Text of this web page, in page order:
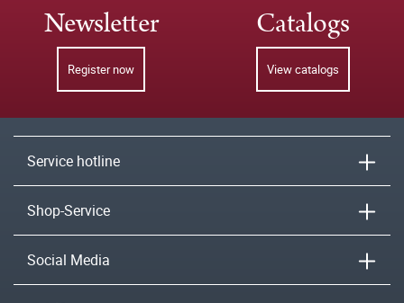
Newsletter
Register now
Catalogs
View catalogs
Service hotline
Shop-Service
Social Media